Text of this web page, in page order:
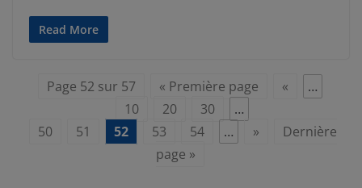
Read More
Page 52 sur 57 « Première page «
…
10
20 30
…
50
51 52 53 54 … »
Dernière
page »